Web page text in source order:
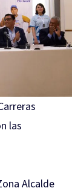
las
Alcalde